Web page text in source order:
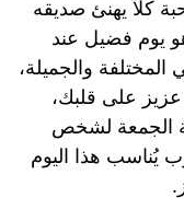
كلاً يهنئ صديقه
يوم فضيل عند
المختلفة والجميلة،
على قلبك،
الجمعة لشخص
يُناسب هذا اليوم